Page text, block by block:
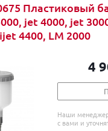
Пластиковый
jet 4000, jet
4400, LM 2000
4
Наши
с вами и